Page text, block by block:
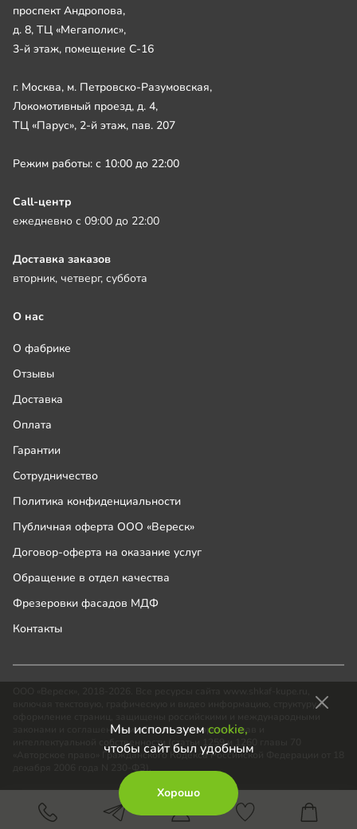
Мы используем cookie,
чтобы сайт был удобным
Хорошо
проспект Андропова,
д. 8, ТЦ «Мегаполис»,
3-й этаж, помещение С-16
г. Москва, м. Петровско-Разумовская,
Локомотивный проезд, д. 4,
ТЦ «Парус», 2-й этаж, пав. 207
Режим работы: с 10:00 до 22:00
Call-центр
ежедневно с 09:00 до 22:00
Доставка заказов
вторник, четверг, суббота
О нас
О фабрике
Отзывы
Доставка
Оплата
Гарантии
Сотрудничество
Политика конфиденциальности
Публичная оферта ООО «Вереск»
Договор-оферта на оказание услуг
Обращение в отдел качества
Фрезеровки фасадов МДФ
Контакты
включая текстовую, графическую и видео информацию, структуру и
законами и соглашениями об охране авторских прав и
интеллектуальной собственности (статьи 1259 и 1260 главы 70
«Авторское право» Гражданского Кодекса Российской Федерации от 18